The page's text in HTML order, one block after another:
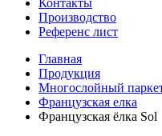
Контакты
Производство
Референс лист
Главная
Продукция
Многослойный
Французская елка
Французская ёлка Sol